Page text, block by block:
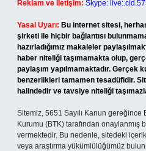
Reklam ve İletişim: Skype:
Yasal Uyarı: Bu internet sitesi,
şirketi ile hiçbir bağlantısı
hazırladığımız makaleler
haber niteliği taşımamakta olup,
paylaşım yapılmamaktadır. Gerçek
benzerlikleri tamamen tesadüfidir.
halindedir ve tavsiye niteliği
Sitemiz, 5651 Sayılı Kanun
Kurumu (BTK) tarafından onaylanmış
vermektedir. Bu nedenle, sitedeki
veya araştırma yükümlülüğümüz